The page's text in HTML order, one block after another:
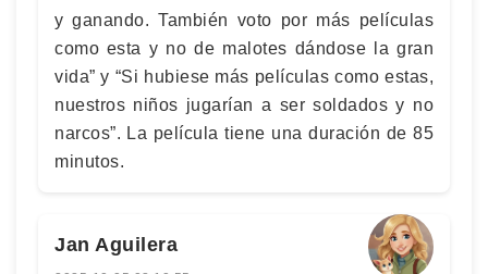
y ganando. También voto por más películas
como esta y no de malotes dándose la gran
vida” y “Si hubiese más películas como estas,
nuestros niños jugarían a ser soldados y no
narcos”. La película tiene una duración de 85
minutos.
Jan Aguilera